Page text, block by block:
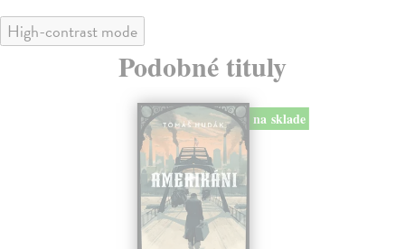
High-contrast mode
Podobné tituly
na sklade